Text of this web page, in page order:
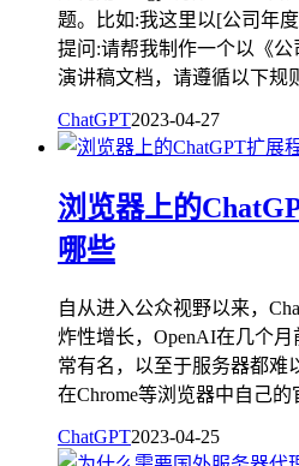
题。比如:我这里以[公司年
提问:请帮我制作一个以《
演讲稿文档，请遵循以下规
ChatGPT2023-04-27
浏览器上的
哪些
自从进入公众视野以来，
炸性增长，OpenAI在几个
常有名，以至于服务器都难
在Chrome等浏览器中自己的
ChatGPT2023-04-25